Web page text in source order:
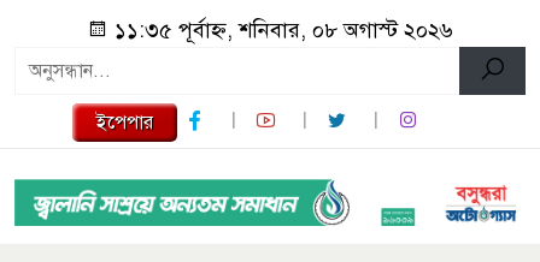
১১:৩৫ পূর্বাহ্ন, শনিবার, ০৮ অগাস্ট ২০২৬
ইপেপার